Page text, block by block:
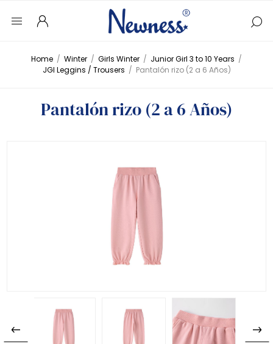
Home / Winter / Girls Winter / Junior Girl 3 to 10 Years /
JGI Leggins / Trousers / Pantalón rizo (2 a 6 Años)
Pantalón rizo (2 a 6 Años)